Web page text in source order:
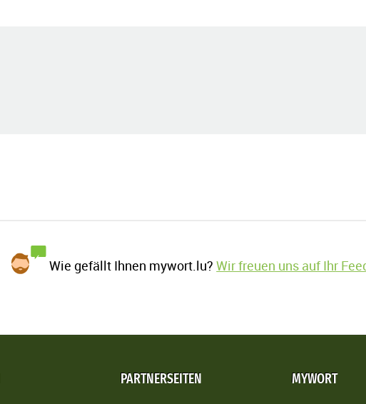
Wie gefällt Ihnen mywort.lu?Wir freuen uns auf Ihr
PARTNERSEITEN MYWORT